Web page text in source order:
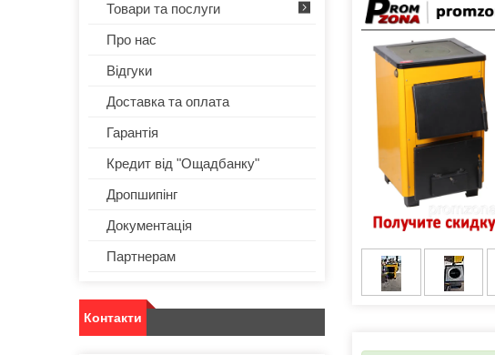
Товари та послуги
Про нас
Відгуки
Доставка та оплата
Гарантія
Кредит від "Ощадбанку"
Дропшипінг
Документація
Партнерам
Контакти